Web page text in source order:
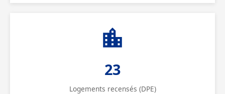
23
Logements recensés (DPE)